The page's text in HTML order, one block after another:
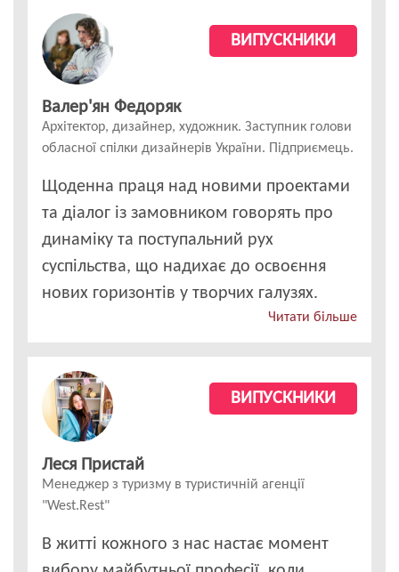
ВИПУСКНИКИ
Валер'ян Федоряк
Архітектор, дизайнер, художник. Заступник голови
обласної спілки дизайнерів України. Підприємець.
Щоденна праця над новими проектами
та діалог із замовником говорять про
динаміку та поступальний рух
суспільства, що надихає до освоєння
нових горизонтів у творчих галузях.
Читати більше
ВИПУСКНИКИ
Леся Пристай
Менеджер з туризму в туристичній агенції
"West.Rest"
В житті кожного з нас настає момент